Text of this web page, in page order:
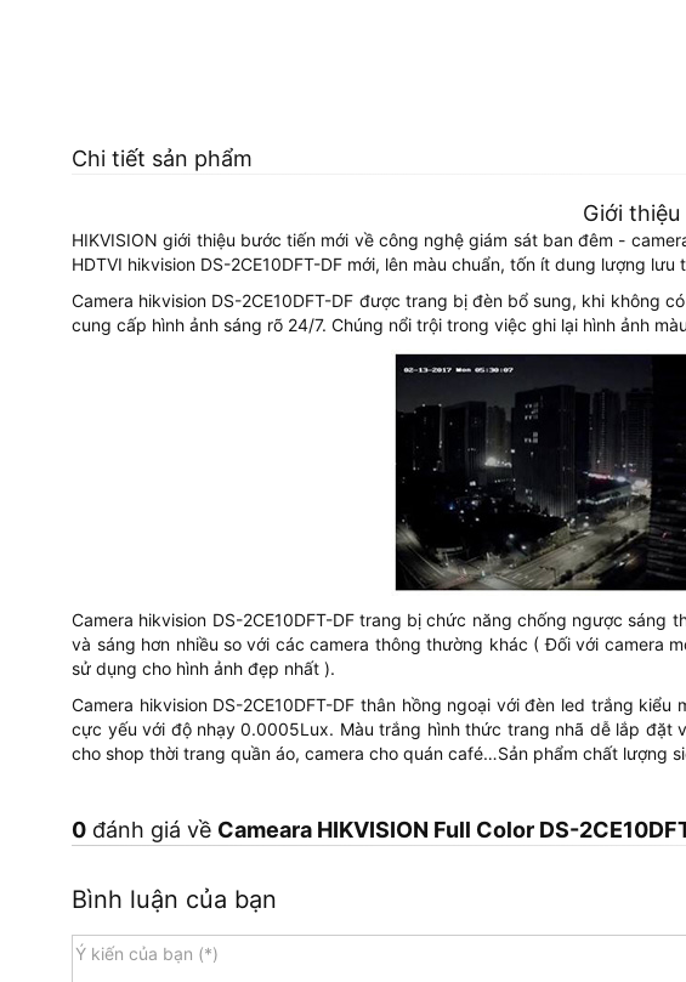
Chi tiết sản phẩm
Giới thiệu
HIKVISION giới thiệu bước tiến mới về công nghệ giám sát ban đêm -
HDTVI hikvision DS-2CE10DFT-DF mới, lên màu chuẩn, tốn ít dung lượng
Camera hikvision DS-2CE10DFT-DF được trang bị đèn bổ sung, khi không
cung cấp hình ảnh sáng rõ 24/7. Chúng nổi trội trong việc ghi lại hình ảnh
Camera hikvision DS-2CE10DFT-DF trang bị chức năng chống ngược
và sáng hơn nhiều so với các camera thông thường khác ( Đối với camera
sử dụng cho hình ảnh đẹp nhất ).
Camera hikvision DS-2CE10DFT-DF thân hồng ngoại với đèn led trắng
cực yếu với độ nhạy 0.0005Lux. Màu trắng hình thức trang nhã dễ lắp đặt
cho shop thời trang quần áo, camera cho quán café…Sản phẩm chất lượng
0đánh giá về Cameara HIKVISION Full Color DS-
Bình luận của bạn